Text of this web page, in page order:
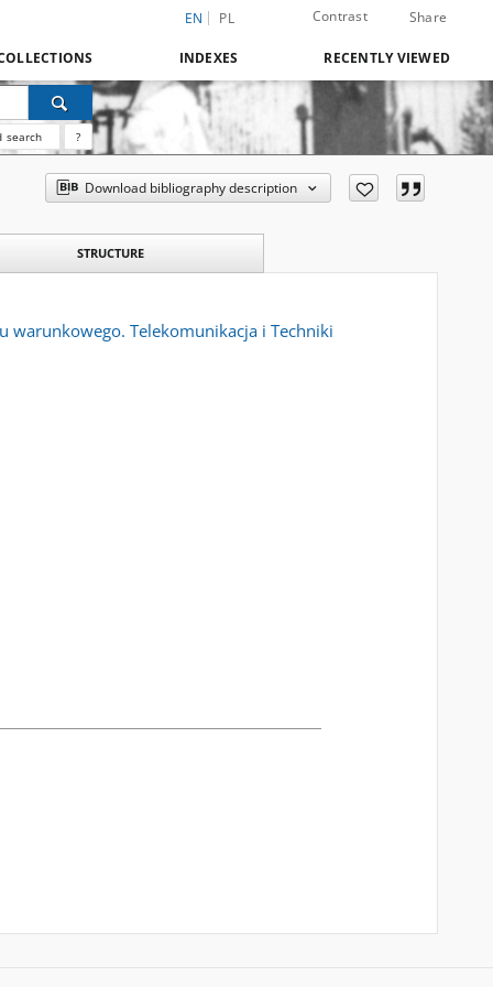
EN PL Contrast Share
INDEXES RECENTLY VIEWED
search ?
Download bibliography description
STRUCTURE
warunkowego. Telekomunikacja i Techniki